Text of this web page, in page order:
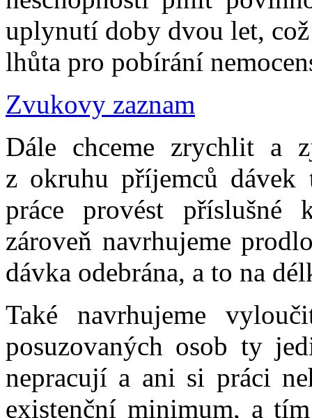
uplynutí doby dvou let,
lhůta pro pobírání
Zvukovy zaznam
Dále chceme zrychlit a
z okruhu příjemců dávek
práce provést
zároveň navrhujeme
dávka odebrána, a to na
Také navrhujeme
posuzovaných osob ty
nepracují a ani si práci
existenční minimum, a